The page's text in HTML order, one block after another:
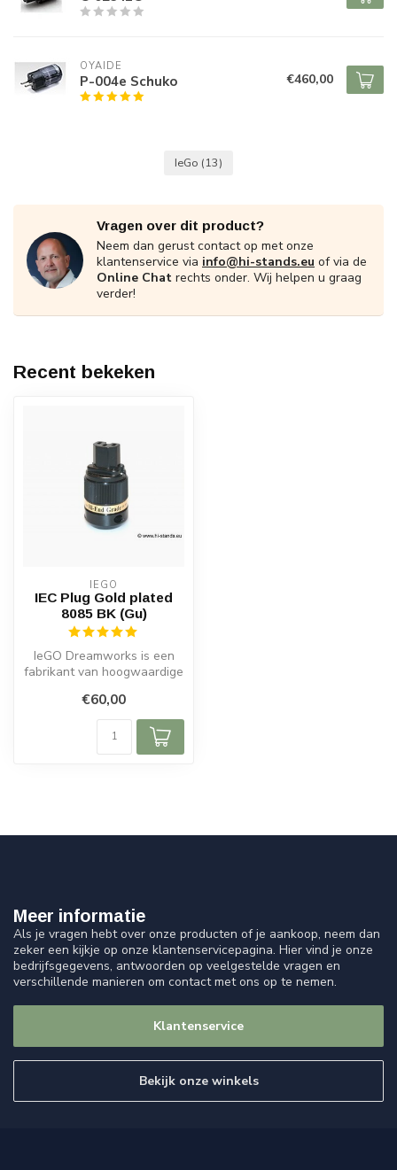
OYAIDE
P-004e Schuko €460,00
IeGo (13)
Vragen over dit product?
Neem dan gerust contact op met onze
klantenservice via info@hi-stands.eu of via de
Online Chat rechts onder. Wij helpen u graag
verder!
Recent bekeken
IEGO
IEC Plug Gold plated
8085 BK (Gu)
IeGO Dreamworks is een
fabrikant van hoogwaardige
connector...
€60,00
Meer informatie
Als je vragen hebt over onze producten of je aankoop, neem dan
zeker een kijkje op onze klantenservicepagina. Hier vind je onze
bedrijfsgegevens, antwoorden op veelgestelde vragen en
verschillende manieren om contact met ons op te nemen.
Klantenservice
Bekijk onze winkels